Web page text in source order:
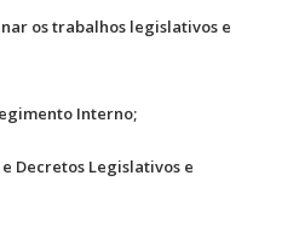
os trabalhos legislativos e
Interno;
Decretos Legislativos e